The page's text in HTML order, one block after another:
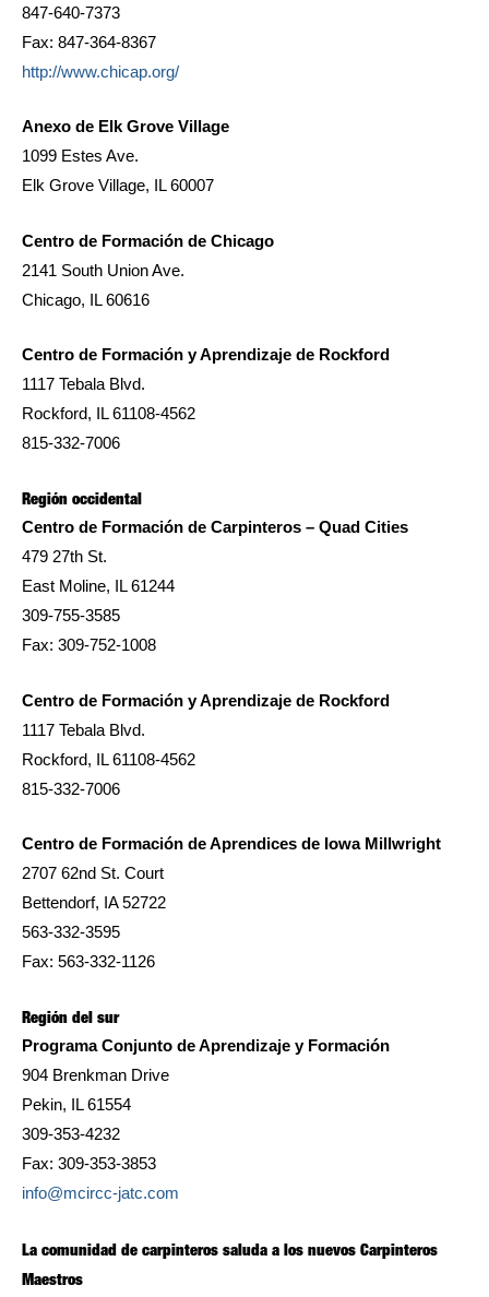
847-640-7373
Fax: 847-364-8367
http://www.chicap.org/
Anexo de Elk Grove Village
1099 Estes Ave.
Elk Grove Village, IL 60007
Centro de Formación de Chicago
2141 South Union Ave.
Chicago, IL 60616
Centro de Formación y Aprendizaje de Rockford
1117 Tebala Blvd.
Rockford, IL 61108-4562
815-332-7006
Región occidental
Centro de Formación de Carpinteros – Quad Cities
479 27th St.
East Moline, IL 61244
309-755-3585
Fax: 309-752-1008
Centro de Formación y Aprendizaje de Rockford
1117 Tebala Blvd.
Rockford, IL 61108-4562
815-332-7006
Centro de Formación de Aprendices de Iowa Millwright
2707 62nd St. Court
Bettendorf, IA 52722
563-332-3595
Fax: 563-332-1126
Región del sur
Programa Conjunto de Aprendizaje y Formación
904 Brenkman Drive
Pekin, IL 61554
309-353-4232
Fax: 309-353-3853
info@mcircc-jatc.com
La comunidad de carpinteros saluda a los nuevos Carpinteros
Maestros